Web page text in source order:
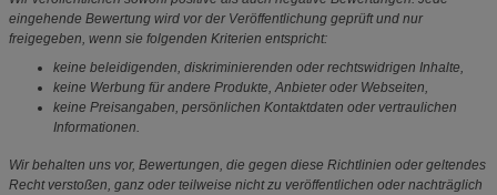
eingehende Bewertung wird vor der Veröffentlichung geprüft und nur
freigegeben, wenn sie folgenden Kriterien entspricht:
keine beleidigenden, diskriminierenden oder rechtswidrigen Inhalte,
keine Werbung für andere Produkte, Anbieter oder Webseiten,
keine Preisangaben, persönlichen Kontaktdaten oder vertraulichen
Informationen.
Wir behalten uns vor, Bewertungen, die gegen diese Richtlinien oder geltendes
Recht verstoßen, ganz oder teilweise nicht zu veröffentlichen oder nachträglich